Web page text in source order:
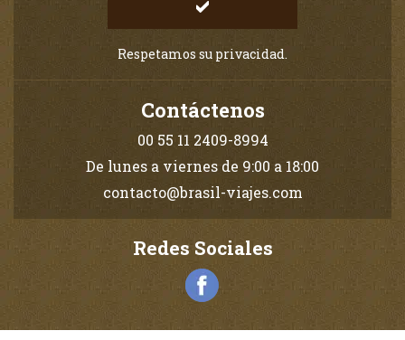
Respetamos su privacidad.
Contáctenos
00 55 11 2409-8994
De lunes a viernes de 9:00 a 18:00
contacto@brasil-viajes.com
Redes Sociales